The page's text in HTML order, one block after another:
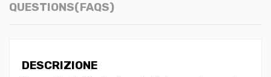
QUESTIONS(FAQS)
DESCRIZIONE